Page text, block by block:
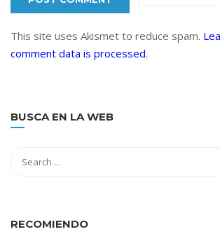
This site uses Akismet to reduce spam.
comment data is processed.
BUSCA EN LA WEB
RECOMIENDO